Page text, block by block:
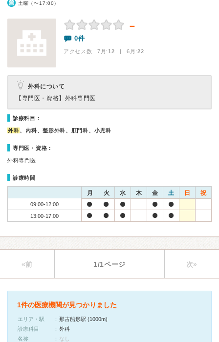
土曜（〜17:00）
－
0件
アクセス数 7月:12 | 6月:22
外科について
【専門医・資格】 外科専門医
診療科目：
外科、内科、整形外科、肛門科、小児科
専門医・資格：
外科専門医
診療時間
月 火 水 木 金 土 日 祝
09:00-12:00
13:00-17:00
«前 1/1ページ 次»
1件の医療機関が見つかりました
エリア・駅
那古船形駅 (1000m)
診療科目
外科
名称
なし